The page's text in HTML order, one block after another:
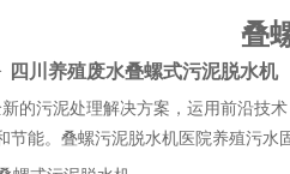
叠
四川养殖废水叠螺式污泥脱水机
的污泥处理解决方案，运用前沿技
节能。 叠螺污泥脱水机医院养殖污水